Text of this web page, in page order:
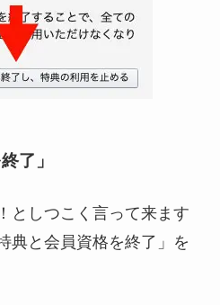
了」
としつこく言って来ます
典と会員資格を終了」を